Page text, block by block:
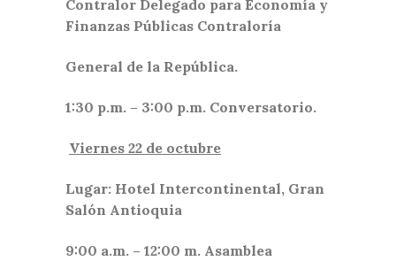
Contralor Delegado para Economía y
Finanzas Públicas Contraloría
General de la República.
1:30 p.m. – 3:00 p.m. Conversatorio.
Viernes 22 de octubre
Lugar: Hotel Intercontinental, Gran
Salón Antioquia
9:00 a.m. – 12:00 m. Asamblea